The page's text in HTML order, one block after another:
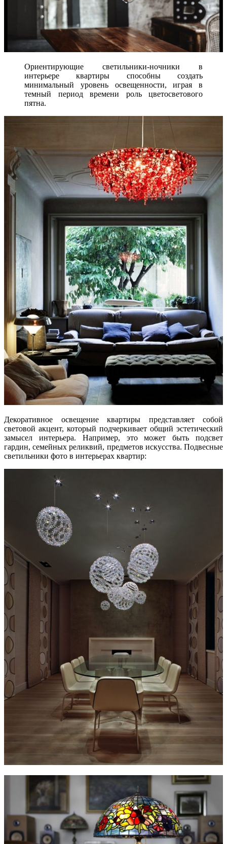
Ориентирующие светильники-ночники в
интерьере квартиры способны создать
минимальный уровень освещенности, играя в
темный период времени роль цветосветового
пятна.
Декоративное освещение квартиры представляет собой
световой акцент, который подчеркивает общий эстетический
замысел интерьера. Например, это может быть подсвет
гардин, семейных реликвий, предметов искусства. Подвесные
светильники фото в интерьерах квартир: